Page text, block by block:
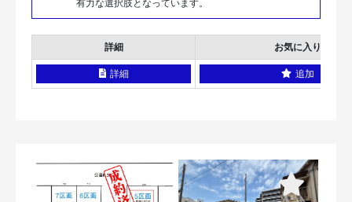
有力な選択肢となっています。
詳細 お気に入り
詳細 追加